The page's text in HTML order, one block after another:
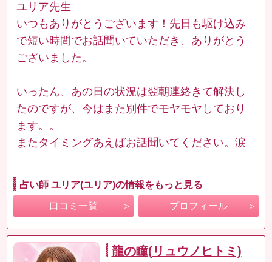
ユリア先生
いつもありがとうございます！先日も駆け込み
で短い時間でお話聞いていただき、ありがとう
ございました。
いったん、あの日の状況は翌朝連絡きて解決し
たのですが、今はまた別件でモヤモヤしており
ます。。
またタイミングあえばお話聞いてください。涙
占い師 ユリア(ユリア)の情報をもっと見る
口コミ一覧 プロフィール
龍の瞳(リュウノヒトミ)